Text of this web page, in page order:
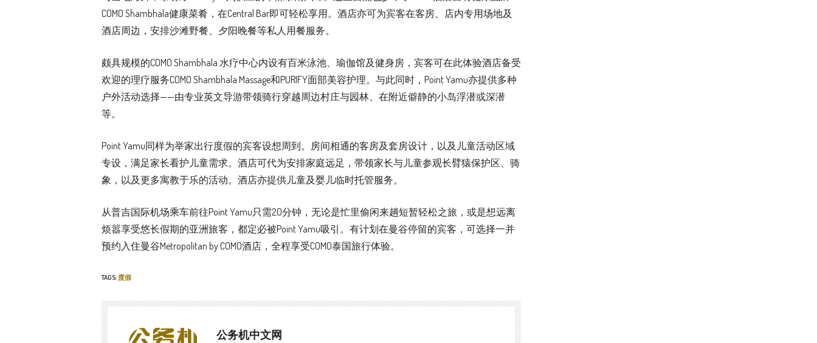
COMO Shambhala健康菜肴，在Central Bar即可轻松享用。酒店亦可为宾客在客房、店内专用场地及
酒店周边，安排沙滩野餐、夕阳晚餐等私人用餐服务。
颇具规模的COMO Shambhala 水疗中心内设有百米泳池、瑜伽馆及健身房，宾客可在此体验酒店备受
欢迎的理疗服务COMO Shambhala Massage和PURIFY面部美容护理。与此同时，Point Yamu亦提供多种
户外活动选择——由专业英文导游带领骑行穿越周边村庄与园林、在附近僻静的小岛浮潜或深潜
等。
Point Yamu同样为举家出行度假的宾客设想周到。房间相通的客房及套房设计，以及儿童活动区域
专设，满足家长看护儿童需求。酒店可代为安排家庭远足，带领家长与儿童参观长臂猿保护区、骑
象，以及更多寓教于乐的活动。酒店亦提供儿童及婴儿临时托管服务。
从普吉国际机场乘车前往Point Yamu只需20分钟，无论是忙里偷闲来趟短暂轻松之旅，或是想远离
烦嚣享受悠长假期的亚洲旅客，都定必被Point Yamu吸引。有计划在曼谷停留的宾客，可选择一并
预约入住曼谷Metropolitan by COMO酒店，全程享受COMO泰国旅行体验。
TAGS: 度假
公务机中文网